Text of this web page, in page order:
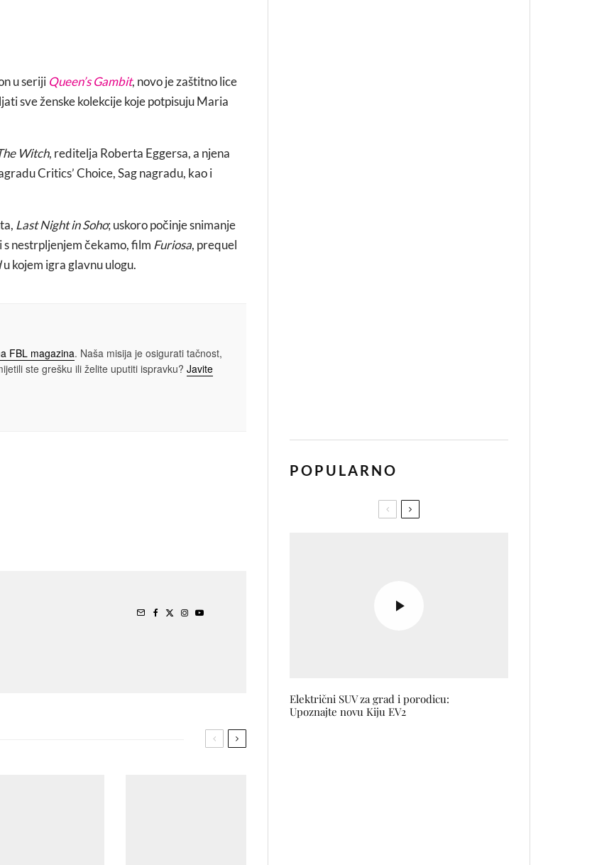
u seriji Queen’s Gambit, novo je zaštitno lice
sve ženske kolekcije koje potpisuju Maria
Witch, reditelja Roberta Eggersa, a njena
Critics’ Choice, Sag nagradu, kao i
Last Night in Soho; uskoro počinje snimanje
nestrpljenjem čekamo, film Furiosa, prequel
u kojem igra glavnu ulogu.
FBL magazina. Naša misija je osigurati tačnost,
ste grešku ili želite uputiti ispravku? Javite
POPULARNO
Električni SUV za grad i porodicu:
Upoznajte novu Kiju EV2